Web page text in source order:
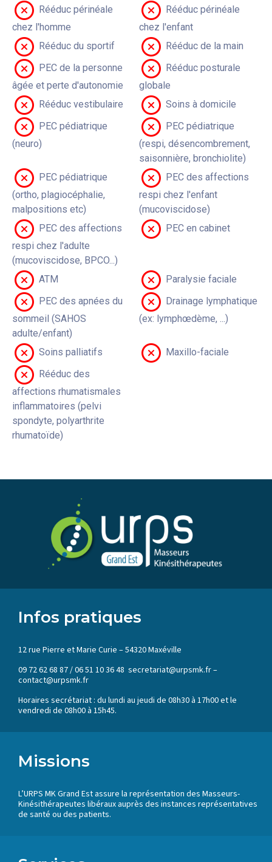
Rééduc périnéale
chez l'homme
Rééduc périnéale
chez l'enfant
Rééduc du sportif
Rééduc de la main
PEC de la personne
âgée et perte d'autonomie
Rééduc posturale
globale
Rééduc vestibulaire
Soins à domicile
PEC pédiatrique
(neuro)
PEC pédiatrique
(respi, désencombrement,
saisonnière, bronchiolite)
PEC pédiatrique
(ortho, plagiocéphalie,
malpositions etc)
PEC des affections
respi chez l'enfant
(mucoviscidose)
PEC des affections
respi chez l'adulte
(mucoviscidose, BPCO...)
PEC en cabinet
ATM
Paralysie faciale
PEC des apnées du
sommeil (SAHOS
adulte/enfant)
Drainage lymphatique
(ex: lymphœdème, ...)
Soins palliatifs
Maxillo-faciale
Rééduc des
affections rhumatismales
inflammatoires (pelvi
spondyte, polyarthrite
rhumatoïde)
Infos pratiques
12 rue Pierre et Marie Curie – 54320 Maxéville
09 72 62 68 87 / 06 51 10 36 48 secretariat@urpsmk.fr –
contact@urpsmk.fr
Horaires secrétariat : du lundi au jeudi de 08h30 à 17h00 et le
vendredi de 08h00 à 15h45.
Missions
L’URPS MK Grand Est assure la représentation des Masseurs-
Kinésithérapeutes libéraux auprès des instances représentatives
de santé ou des patients.